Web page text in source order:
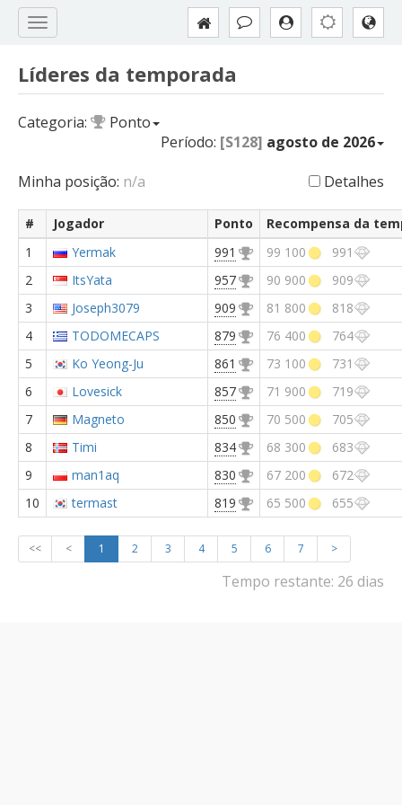
Líderes da temporada
Categoria:
Ponto
Período: [S128] agosto de 2026
Minha posição: n/a Detalhes
# Jogador Ponto
Recompensa da
1
Yermak 991 99 100
991
2
ItsYata 957 90 900
909
3
Joseph3079 909 81 800
818
4
TODOMECAPS 879 76 400
764
5
Ko Yeong-Ju 861 73 100
731
6
Lovesick 857 71 900
719
7
Magneto 850 70 500
705
8
Timi 834 68 300
683
9
man1aq 830 67 200
672
10
termast 819 65 500 655
<< < 1 2 3 4 5 6 7 >
Tempo restante: 26 dias